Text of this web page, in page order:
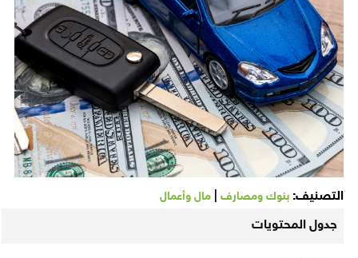
التصنيف: بنوك ومصارف| مال وأعمال
جدول المحتويات